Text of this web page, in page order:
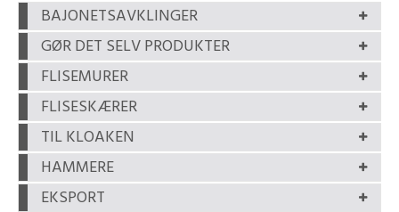
BAJONETSAVKLINGER
GØR DET SELV PRODUKTER
FLISEMURER
FLISESKÆRER
TIL KLOAKEN
HAMMERE
EKSPORT